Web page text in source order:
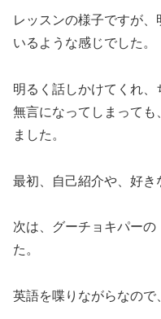
レッスンの様子ですが
いるような感じでした。
明るく話しかけてくれ
無言になってしまって
ました。
最初、自己紹介や、好き
次は、グーチョキパー
た。
英語を喋りながらなので